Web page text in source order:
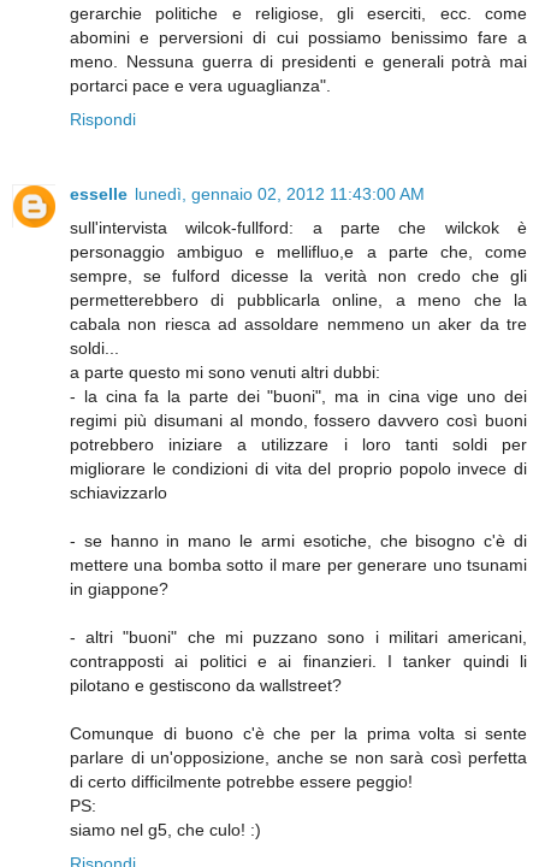
gerarchie politiche e religiose, gli eserciti, ecc. come
abomini e perversioni di cui possiamo benissimo fare a
meno. Nessuna guerra di presidenti e generali potrà mai
portarci pace e vera uguaglianza".
Rispondi
esselle lunedì, gennaio 02, 2012 11:43:00 AM
sull'intervista wilcok-fullford: a parte che wilckok è
personaggio ambiguo e mellifluo,e a parte che, come
sempre, se fulford dicesse la verità non credo che gli
permetterebbero di pubblicarla online, a meno che la
cabala non riesca ad assoldare nemmeno un aker da tre
soldi...
a parte questo mi sono venuti altri dubbi:
- la cina fa la parte dei "buoni", ma in cina vige uno dei
regimi più disumani al mondo, fossero davvero così buoni
potrebbero iniziare a utilizzare i loro tanti soldi per
migliorare le condizioni di vita del proprio popolo invece di
schiavizzarlo
- se hanno in mano le armi esotiche, che bisogno c'è di
mettere una bomba sotto il mare per generare uno tsunami
in giappone?
- altri "buoni" che mi puzzano sono i militari americani,
contrapposti ai politici e ai finanzieri. I tanker quindi li
pilotano e gestiscono da wallstreet?
Comunque di buono c'è che per la prima volta si sente
parlare di un'opposizione, anche se non sarà così perfetta
di certo difficilmente potrebbe essere peggio!
PS:
siamo nel g5, che culo! :)
Rispondi